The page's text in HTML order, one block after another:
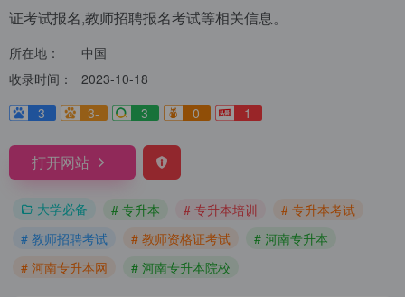
证考试报名,教师招聘报名考试等相关信息。
所在地：
中国
收录时间：
2023-10-18
3
3- 3 0 1
打开网站
大学必备 # 专升本 # 专升本培训
# 专升本考试
# 教师招聘考试
# 教师资格证考试
# 河南专升本
# 河南专升本网
# 河南专升本院校